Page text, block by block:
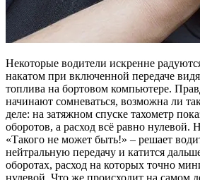
Некоторые водители искренне
накатом при включенной передаче
топлива на бортовом компьютере.
начинают сомневаться, возможна ли
деле: на затяжном спуске тахометр
оборотов, а расход всё равно нулевой.
«Такого не может быть!» – решает
нейтральную передачу и катится
оборотах, расход на которых точно
нулевой. Что же происходит на самом